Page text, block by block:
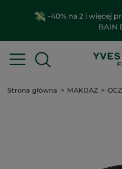
-40% na 2 i więcej
BAIN
Strona główna MAKIJAŻ